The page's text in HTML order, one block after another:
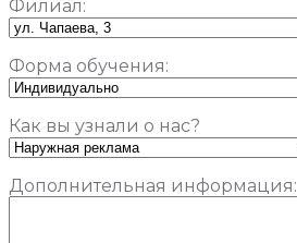
Филиал:
Форма обучения:
Как вы узнали о нас?
Дополнительная информация: